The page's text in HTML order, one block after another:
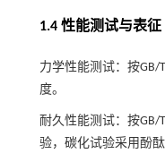
1.4 性能测试与表征
力学性能测试：按GB/
度。
耐久性能测试：按GB/
验，碳化试验采用酚